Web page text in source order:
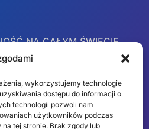
wykorzystujemy technologie
dostępu do informacji o
technologii pozwoli nam
użytkowników podczas
tej stronie. Brak zgody lub
NA CAŁYM ŚWIECIE
zespoły w 10
Irlandia